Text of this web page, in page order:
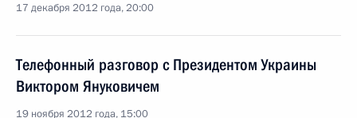
17 декабря 2012 года, 20:00
Телефонный разговор с Президентом Украины
Виктором Януковичем
19 ноября 2012 года, 15:00